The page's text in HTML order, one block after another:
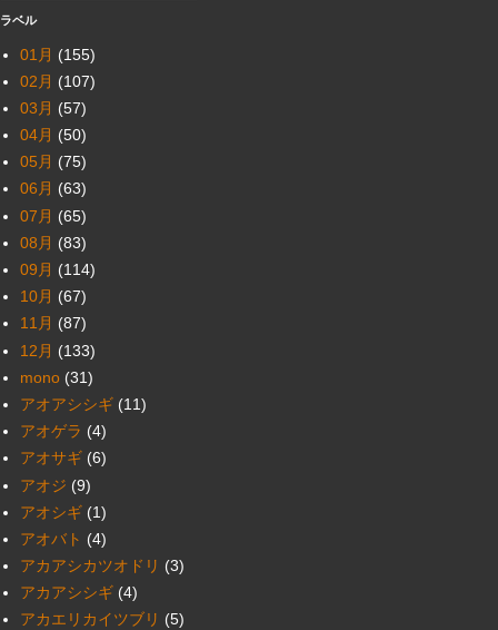
ラベル
01月 (155)
02月 (107)
03月 (57)
04月 (50)
05月 (75)
06月 (63)
07月 (65)
08月 (83)
09月 (114)
10月 (67)
11月 (87)
12月 (133)
mono (31)
アオアシシギ (11)
アオゲラ (4)
アオサギ (6)
アオジ (9)
アオシギ (1)
アオバト (4)
アカアシカツオドリ (3)
アカアシシギ (4)
アカエリカイツブリ (5)